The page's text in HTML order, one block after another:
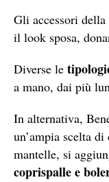
Gli accessori
il look sposa,
Diverse le
a mano, dai più
In alternativa,
un’ampia scelta
mantelle, si
coprispalle e